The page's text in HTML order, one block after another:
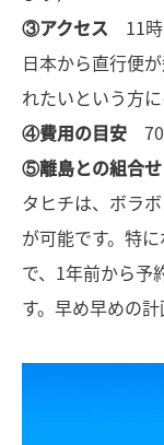
③アクセス 11時
日本から直行便
れたいという方
④費用の目安
⑤離島との組合せ
タヒチは、ボラ
が可能です。特
で、1年前から予
す。早め早めの計